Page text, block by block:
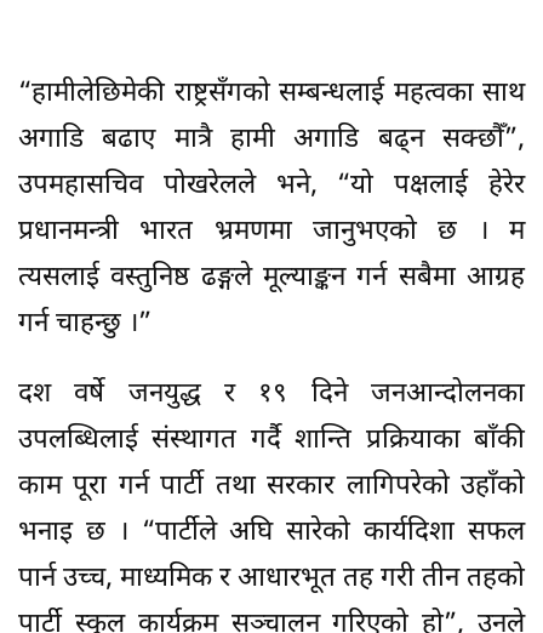
“हामीलेछिमेकी राष्ट्रसँगको सम्बन्धलाई महत्वका साथ
अगाडि बढाए मात्रै हामी अगाडि बढ्न सक्छौँ”,
उपमहासचिव पोखरेलले भने, “यो पक्षलाई हेरेर
प्रधानमन्त्री भारत भ्रमणमा जानुभएको छ । म
त्यसलाई वस्तुनिष्ठ ढङ्गले मूल्याङ्कन गर्न सबैमा आग्रह
गर्न चाहन्छु ।”
दश वर्षे जनयुद्ध र १९ दिने जनआन्दोलनका
उपलब्धिलाई संस्थागत गर्दै शान्ति प्रक्रियाका बाँकी
काम पूरा गर्न पार्टी तथा सरकार लागिपरेको उहाँको
भनाइ छ । “पार्टीले अघि सारेको कार्यदिशा सफल
पार्न उच्च, माध्यमिक र आधारभूत तह गरी तीन तहको
पार्टी स्कुल कार्यक्रम सञ्चालन गरिएको हो”, उनले